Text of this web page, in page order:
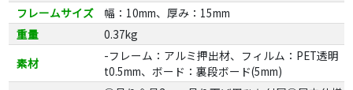
フレームサイズ
幅：10mm、厚み：15mm
重量
0.37kg
素材
-フレーム：アルミ押出材、フィルム：PET透明
t0.5mm、ボード：裏段ボード(5mm)